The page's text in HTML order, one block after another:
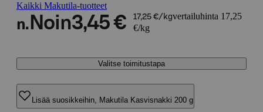
Kaikki Makutila-tuotteet
n. Noin3,45 € 17,25 €/kgvertailuhinta 17,25
€/kg
Valitse toimitustapa
Lisää suosikkeihin, Makutila Kasvisnakki 200 g